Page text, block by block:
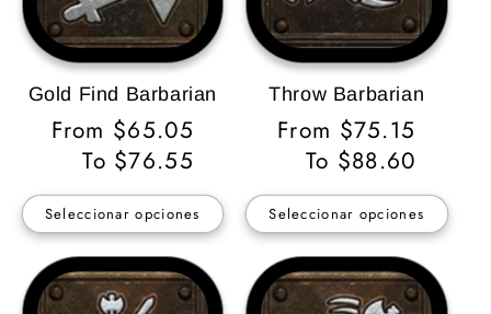
Gold Find Barbarian
Precio
habitual
From $65.05
To $76.55
Seleccionar opciones
Throw Barbarian
Precio
habitual
From $75.15
To $88.60
Seleccionar opciones